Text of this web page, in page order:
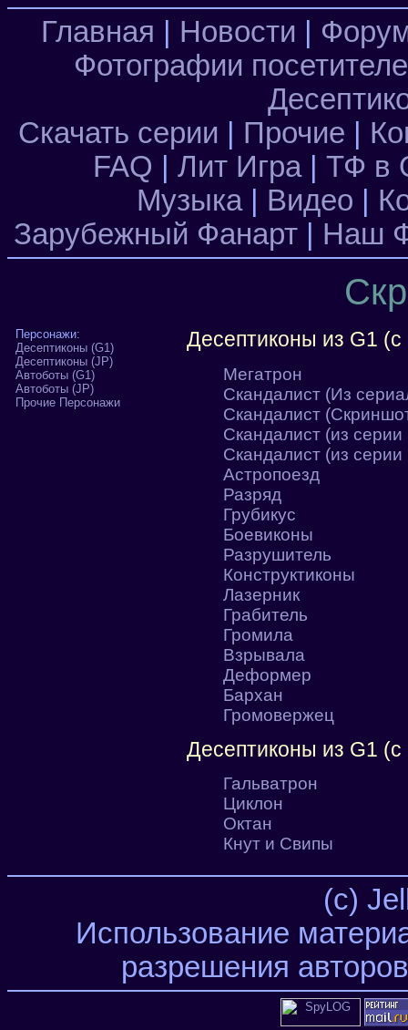
Главная Новости
Фотографии
Скачать серии
Прочие
FAQ
Лит Игра| ТФ в
Музыка| Видео
Зарубежный Фанарт
Наш
Персонажи:
Десептиконы (G1)
Десептиконы (JP)
Автоботы (G1)
Автоботы (JP)
Прочие Персонажи
Десептиконы из G1
Мегатрон
Скандалист (Из
Скандалист
Скандалист (из
Скандалист (из
Астропоезд
Разряд
Грубикус
Боевиконы
Разрушитель
Конструктиконы
Лазерник
Грабитель
Громила
Взрывала
Деформер
Бархан
Громовержец
Десептиконы из G1
Гальватрон
Циклон
Октан
Кнут и Свипы
(c)
Использование
разрешения